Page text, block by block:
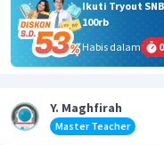
Ikuti Tryout
100rb
Habis dalam
Y. Maghfirah
Master Teacher